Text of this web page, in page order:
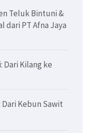
Teluk Bintuni &
dari PT Afna Jaya
Kilang ke
Kebun Sawit